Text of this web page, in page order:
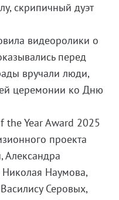
скрипичный дуэт
видеоролики о
перед
вручали люди,
церемонии ко Дню
Year Award 2025
проекта
Александра
Николая Наумова,
Серовых,